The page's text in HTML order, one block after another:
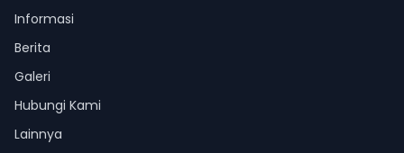
Informasi
Berita
Galeri
Hubungi Kami
Lainnya